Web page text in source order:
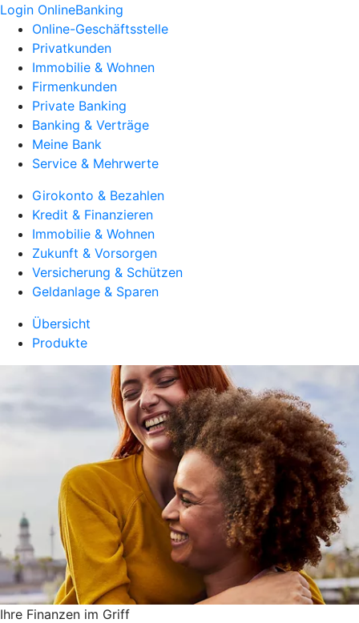
Login OnlineBanking
Online-Geschäftsstelle
Privatkunden
Immobilie & Wohnen
Firmenkunden
Private Banking
Banking & Verträge
Meine Bank
Service & Mehrwerte
Girokonto & Bezahlen
Kredit & Finanzieren
Immobilie & Wohnen
Zukunft & Vorsorgen
Versicherung & Schützen
Geldanlage & Sparen
Übersicht
Produkte
Ihre Finanzen im Griff